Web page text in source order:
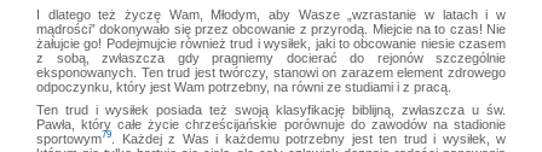
I dlatego też życzę Wam, Młodym, aby Wasze „wzrastanie w latach i w
mądrości” dokonywało się przez obcowanie z przyrodą. Miejcie na to czas! Nie
żałujcie go! Podejmujcie również trud i wysiłek, jaki to obcowanie niesie czasem
z sobą, zwłaszcza gdy pragniemy docierać do rejonów szczególnie
eksponowanych. Ten trud jest twórczy, stanowi on zarazem element zdrowego
odpoczynku, który jest Wam potrzebny, na równi ze studiami i z pracą.
Ten trud i wysiłek posiada też swoją klasyfikację biblijną, zwłaszcza u św.
Pawła, który całe życie chrześcijańskie porównuje do zawodów na stadionie
sportowym79
. Każdej z Was i każdemu potrzebny jest ten trud i wysiłek, w